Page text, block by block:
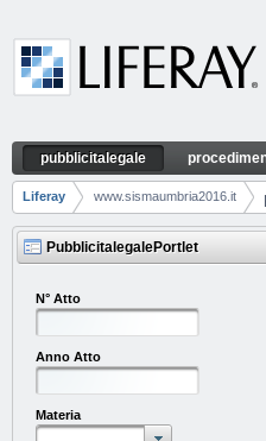
pubblicitalegale
Navigatie
pubblicitalegale
Breadcrumbs
Liferay www.sismaumbria2016.it
PubblicitalegalePortlet
N° Atto
Anno Atto
Materia